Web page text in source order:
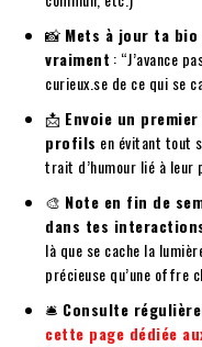
📸 Mets à jour ta bio
vraiment : “J’avance
curieux.se de ce qui se
📩 Envoie un
profils en évitant tout
trait d’humour lié à leur
🎨 Note en fin de
dans tes
là que se cache la
précieuse qu’une offre
🛎️ Consulte
cette page dédiée